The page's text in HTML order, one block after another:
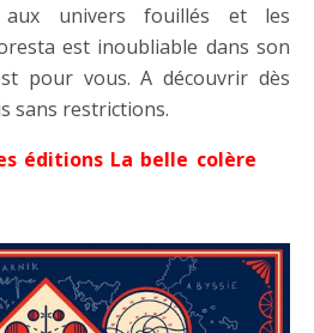
aux univers fouillés et les
est inoubliable dans son
pour vous. A découvrir dès
sans restrictions.
éditions La belle colère